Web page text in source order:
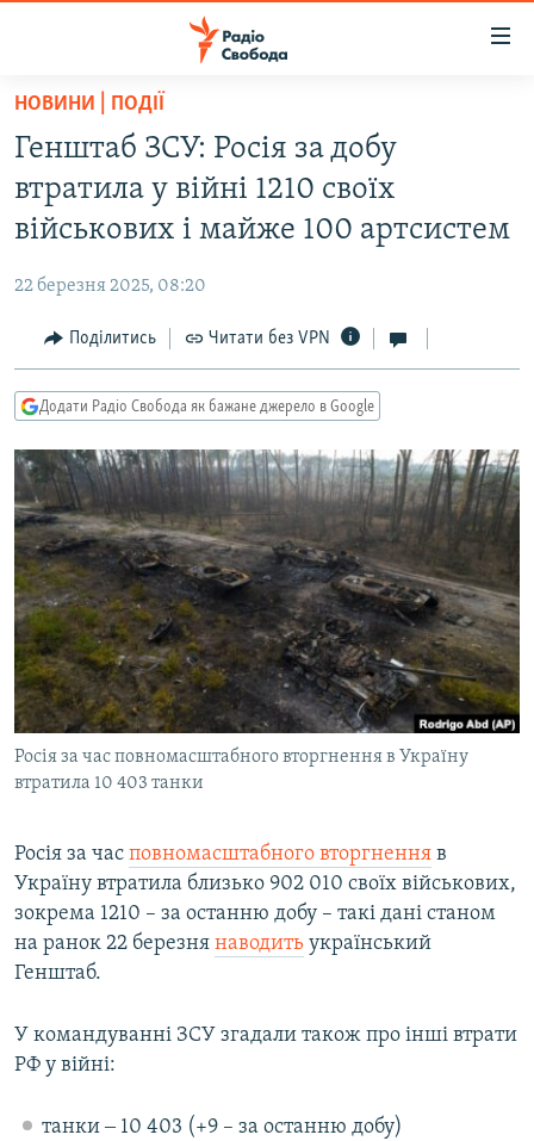
Перейти
основного
матеріалу
Перейти
до
основної
навігації
Перейти
до
пошуку
РАДІО СВОБОДА – 70 РОКІВ
СТАТТІ
ЕКОНОМІКА
СУСПІЛЬСТВО
УКРАЇНА
СВІТ
РОСІЙСЬКА «ФІЛЬТРАЦІЯ»
ДОНБАС.РЕАЛІЇ
ТИ ЯК?
СХЕМИ
КИТАЙ.ВИКЛИКИ
МУЛЬТИМЕДІА
ФОТО
СПЕЦПРОЄКТИ
ПОДКАСТИ
КРИМ РЕАЛІЇ
РУС
КТАТ
ДОЛУЧАЙСЯ!
НОВИНИ | ПОДІЇ
Генштаб ЗСУ: Росія за добу
втратила у війні 1210 своїх
військових і майже 100 артсистем
22 березня 2025, 08:20
Поділитись Читати без VPN
Додати Радіо Свобода як бажане джерело в Google
Росія за час повномасштабного вторгнення в Україну
втратила 10 403 танки
Росія за час повномасштабного вторгнення в
Україну втратила близько 902 010 своїх військових,
зокрема 1210 – за останню добу – такі дані станом
на ранок 22 березня наводить український
Генштаб.
У командуванні ЗСУ згадали також про інші втрати
РФ у війні:
танки ‒ 10 403 (+9 – за останню добу)